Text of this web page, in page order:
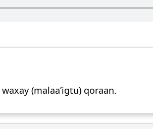
(malaa’igtu) qoraan.